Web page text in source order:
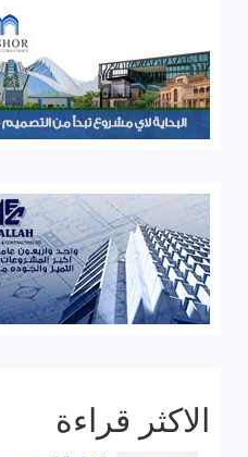
الاكثر قراءة